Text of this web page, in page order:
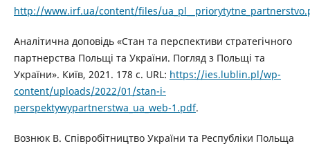
http://www.irf.ua/content/files/
Аналітична доповідь «Стан та перспективи стратегічного
партнерства Польщі та України. Погляд з Польщі та
України». Київ, 2021. 178 с. URL: https://ies.lublin.pl/wp-
content/uploads/2022/01/stan-i-
perspektywypartnerstwa_ua_web-1.pdf.
Вознюк В. Співробітництво України та Республіки Польща